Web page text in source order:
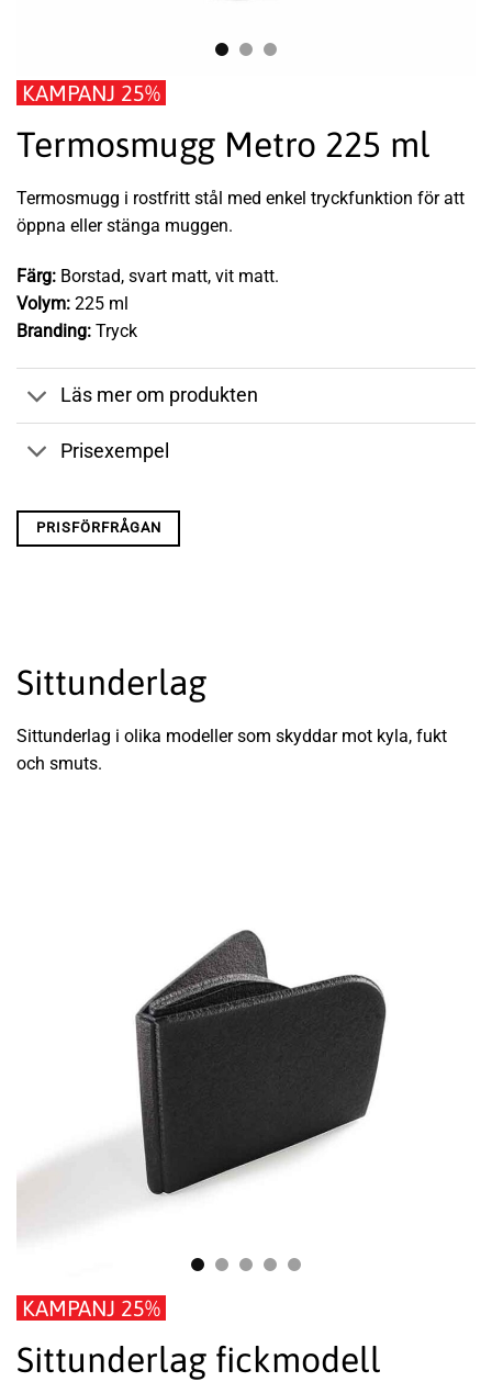
KAMPANJ 25%
Termosmugg Metro 225 ml
Termosmugg i rostfritt stål med enkel tryckfunktion för att
öppna eller stänga muggen.
Färg: Borstad, svart matt, vit matt.
Volym: 225 ml
Branding: Tryck
Läs mer om produkten
Prisexempel
PRISFÖRFRÅGAN
Sittunderlag
Sittunderlag i olika modeller som skyddar mot kyla, fukt
och smuts.
KAMPANJ 25%
Sittunderlag fickmodell